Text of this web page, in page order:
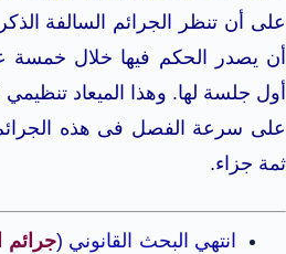
على أن تنظر الجرائم السالفة
أن يصدر الحكم فيها خلال خمسة
أول جلسة لها. وهذا الميعاد
على سرعة الفصل فى هذه
ثمة جزاء.
انتهي البحث القانوني (جرائم